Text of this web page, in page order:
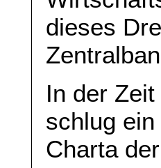
dieses
In der
schlug
Charta